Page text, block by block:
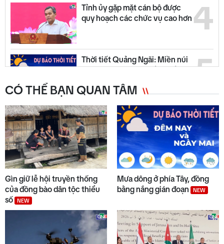
4
Tỉnh ủy gặp mặt cán bộ được
quy hoạch các chức vụ cao hơn
5
Thời tiết Quảng Ngãi: Miền núi
có mưa dông, đồng bằng nắng
6
Từ 14/8, lưu thông trên cao tốc
Quảng Ngãi - Hoài Nhơn sẽ thu
phí NEW
7
Quảng Ngãi ngày mới 07/8 NEW
8
Đẩy nhanh tiến độ các dự án
trọng điểm
CÓ THỂ BẠN QUAN TÂM
Gìn giữ lễ hội truyền thống
của đồng bào dân tộc thiểu
số
NEW
Mưa dông ở phía Tây, đồng
bằng nắng gián đoạn
NEW